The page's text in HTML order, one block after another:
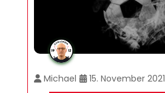
Michael 15. November 2021